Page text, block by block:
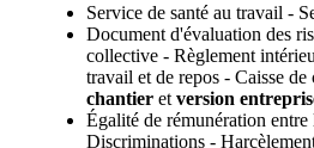
Service de santé au travail -
Document d'évaluation des
collective - Règlement
travail et de repos - Caisse de
chantier et version
Égalité de rémunération
Discriminations -